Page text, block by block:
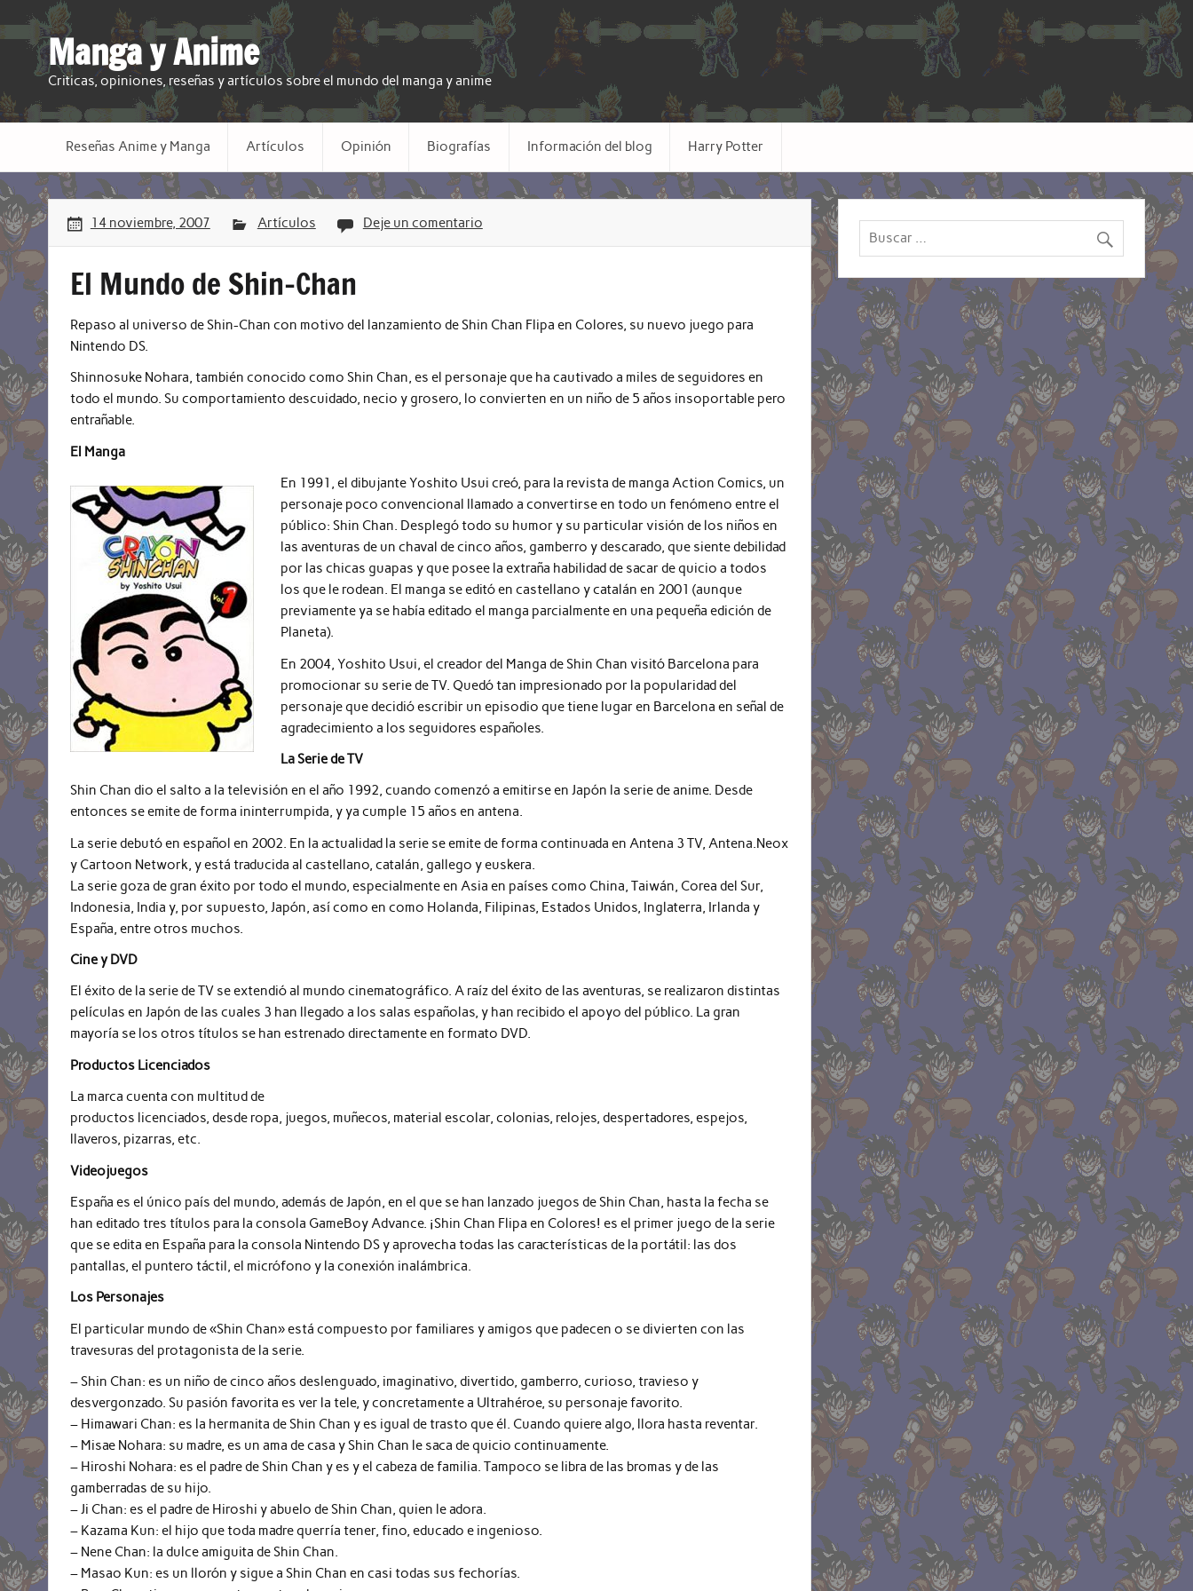
Manga y Anime
Criticas, opiniones, reseñas y artículos sobre el mundo del manga y anime
Reseñas Anime y Manga Artículos Opinión Biografías Información del blog Harry Potter
14 noviembre, 2007 Artículos Deje un comentario
El Mundo de Shin-Chan
Repaso al universo de Shin-Chan con motivo del lanzamiento de Shin Chan Flipa en Colores, su nuevo juego para
Nintendo DS.
Shinnosuke Nohara, también conocido como Shin Chan, es el personaje que ha cautivado a miles de seguidores en
todo el mundo. Su comportamiento descuidado, necio y grosero, lo convierten en un niño de 5 años insoportable pero
entrañable.
El Manga
En 1991, el dibujante Yoshito Usui creó, para la revista de manga Action Comics, un
personaje poco convencional llamado a convertirse en todo un fenómeno entre el
público: Shin Chan. Desplegó todo su humor y su particular visión de los niños en
las aventuras de un chaval de cinco años, gamberro y descarado, que siente debilidad
por las chicas guapas y que posee la extraña habilidad de sacar de quicio a todos
los que le rodean. El manga se editó en castellano y catalán en 2001 (aunque
previamente ya se había editado el manga parcialmente en una pequeña edición de
Planeta).
En 2004, Yoshito Usui, el creador del Manga de Shin Chan visitó Barcelona para
promocionar su serie de TV. Quedó tan impresionado por la popularidad del
personaje que decidió escribir un episodio que tiene lugar en Barcelona en señal de
agradecimiento a los seguidores españoles.
La Serie de TV
Shin Chan dio el salto a la televisión en el año 1992, cuando comenzó a emitirse en Japón la serie de anime. Desde
entonces se emite de forma ininterrumpida, y ya cumple 15 años en antena.
La serie debutó en español en 2002. En la actualidad la serie se emite de forma continuada en Antena 3 TV, Antena.Neox
y Cartoon Network, y está traducida al castellano, catalán, gallego y euskera.
La serie goza de gran éxito por todo el mundo, especialmente en Asia en países como China, Taiwán, Corea del Sur,
Indonesia, India y, por supuesto, Japón, así como en como Holanda, Filipinas, Estados Unidos, Inglaterra, Irlanda y
España, entre otros muchos.
Cine y DVD
El éxito de la serie de TV se extendió al mundo cinematográfico. A raíz del éxito de las aventuras, se realizaron distintas
películas en Japón de las cuales 3 han llegado a los salas españolas, y han recibido el apoyo del público. La gran
mayoría se los otros títulos se han estrenado directamente en formato DVD.
Productos Licenciados
La marca cuenta con multitud de
productos licenciados, desde ropa, juegos, muñecos, material escolar, colonias, relojes, despertadores, espejos,
llaveros, pizarras, etc.
Videojuegos
España es el único país del mundo, además de Japón, en el que se han lanzado juegos de Shin Chan, hasta la fecha se
han editado tres títulos para la consola GameBoy Advance. ¡Shin Chan Flipa en Colores! es el primer juego de la serie
que se edita en España para la consola Nintendo DS y aprovecha todas las características de la portátil: las dos
pantallas, el puntero táctil, el micrófono y la conexión inalámbrica.
Los Personajes
El particular mundo de «Shin Chan» está compuesto por familiares y amigos que padecen o se divierten con las
travesuras del protagonista de la serie.
– Shin Chan: es un niño de cinco años deslenguado, imaginativo, divertido, gamberro, curioso, travieso y
desvergonzado. Su pasión favorita es ver la tele, y concretamente a Ultrahéroe, su personaje favorito.
– Himawari Chan: es la hermanita de Shin Chan y es igual de trasto que él. Cuando quiere algo, llora hasta reventar.
– Misae Nohara: su madre, es un ama de casa y Shin Chan le saca de quicio continuamente.
– Hiroshi Nohara: es el padre de Shin Chan y es y el cabeza de familia. Tampoco se libra de las bromas y de las
gamberradas de su hijo.
– Ji Chan: es el padre de Hiroshi y abuelo de Shin Chan, quien le adora.
– Kazama Kun: el hijo que toda madre querría tener, fino, educado e ingenioso.
– Nene Chan: la dulce amiguita de Shin Chan.
– Masao Kun: es un llorón y sigue a Shin Chan en casi todas sus fechorías.